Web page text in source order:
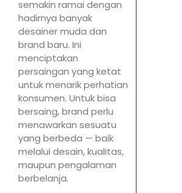
semakin ramai dengan
hadirnya banyak
desainer muda dan
brand baru. Ini
menciptakan
persaingan yang ketat
untuk menarik perhatian
konsumen. Untuk bisa
bersaing, brand perlu
menawarkan sesuatu
yang berbeda — baik
melalui desain, kualitas,
maupun pengalaman
berbelanja.